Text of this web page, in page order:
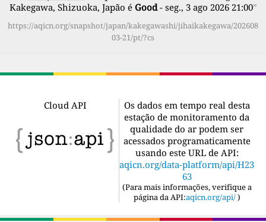
Kakegawa, Shizuoka, Japão é Good- seg., 3 ago 2026 21:00”
https://aqicn.org/snapshot/japan/kakegawashi/jihaikakegawa/202608
03-21/pt/?cs
Cloud API
Os dados em tempo real desta
estação de monitoramento da
qualidade do ar podem ser
acessados programaticamente
usando este URL de API:
aqicn.org/data-platform/api/H23
63
(Para mais informações, verifique a
página da API:aqicn.org/api/ )